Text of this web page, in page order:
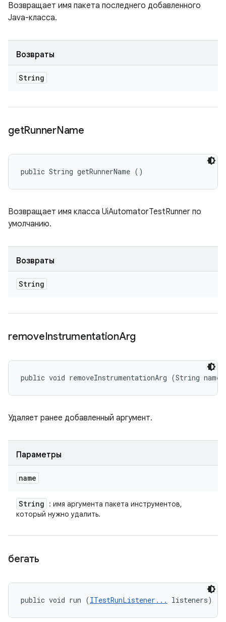
Возвращает имя пакета последнего добавленного
Java-класса.
Возвраты
String
getRunnerName
public String getRunnerName ()
Возвращает имя класса UiAutomatorTestRunner по
умолчанию.
Возвраты
String
removeInstrumentationArg
public void removeInstrumentationArg (String name)
Удаляет ранее добавленный аргумент.
Параметры
name
String
: имя аргумента пакета инструментов,
который нужно удалить.
бегать
public void run (ITestRunListener... listeners)